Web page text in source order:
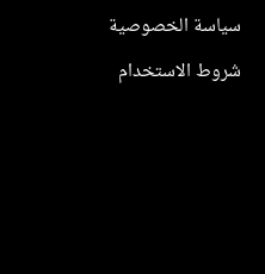
الخصوصية
الاستخدام